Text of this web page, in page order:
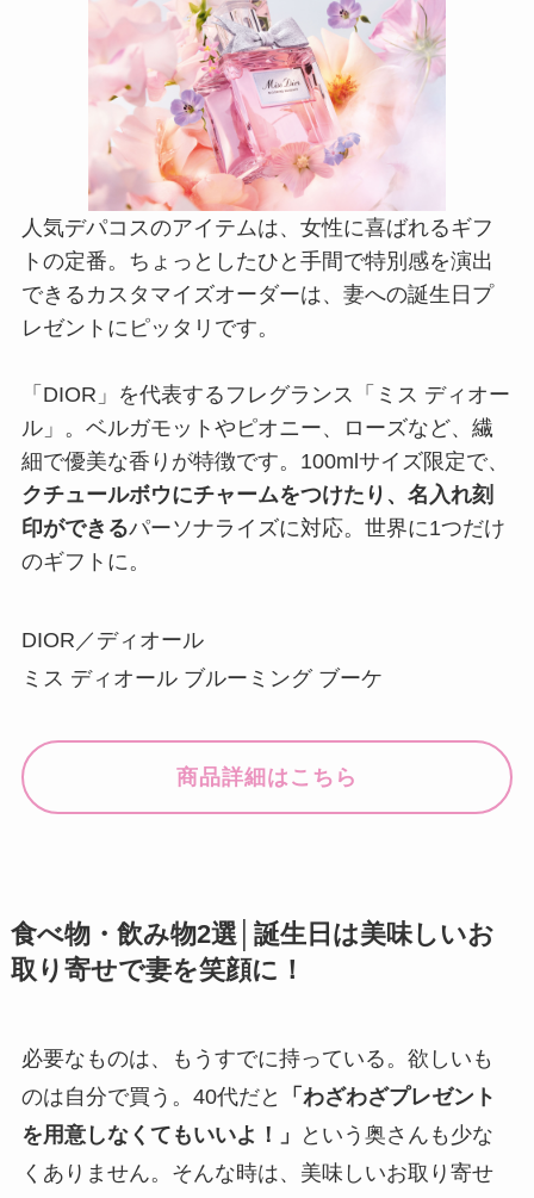
人気デパコスのアイテムは、女性に喜ばれるギフ
トの定番。ちょっとしたひと手間で特別感を演出
できるカスタマイズオーダーは、妻への誕生日プ
レゼントにピッタリです。
「DIOR」を代表するフレグランス「ミス ディオー
ル」。ベルガモットやピオニー、ローズなど、繊
細で優美な香りが特徴です。100mlサイズ限定で、
クチュールボウにチャームをつけたり、名入れ刻
印ができるパーソナライズに対応。世界に1つだけ
のギフトに。
DIOR／ディオール
ミス ディオール ブルーミング ブーケ
商品詳細はこちら
食べ物・飲み物2選│誕生日は美味しいお
取り寄せで妻を笑顔に！
必要なものは、もうすでに持っている。欲しいも
のは自分で買う。40代だと
「わざわざプレゼント
を用意しなくてもいいよ！」
という奥さんも少な
くありません。そんな時は、美味しいお取り寄せ